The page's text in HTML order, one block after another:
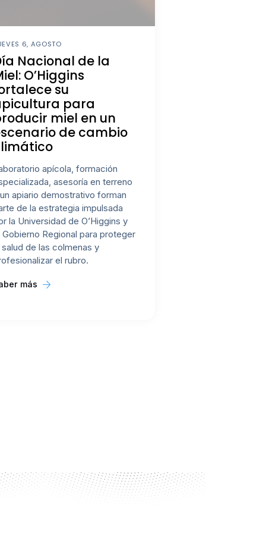
6, AGOSTO
Nacional de la
O’Higgins
su
para
miel en un
de cambio
apícola, formación
asesoría en terreno
apiario demostrativo forman
de la estrategia impulsada
la Universidad de O’Higgins y
Gobierno Regional para proteger
salud de las colmenas y
el rubro.
más